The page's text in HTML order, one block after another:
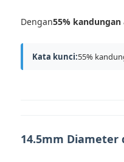
Dengan55% kandungan
Kata kunci:55%
14.5mm Diameter